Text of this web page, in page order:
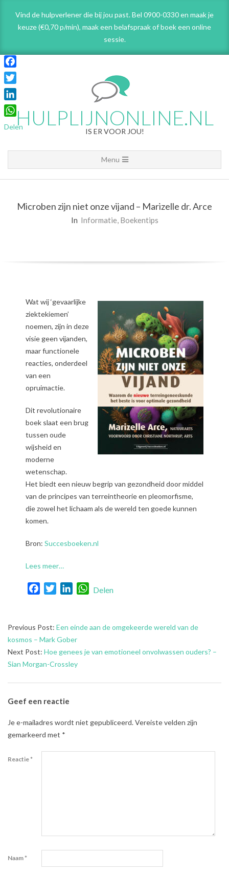
content
Vind de hulpverlener die bij jou past. Bel 0900-0330 en maak je
keuze (€0,70 p/min), maak een belafspraakof boek een online
sessie.
HULPLIJNONLINE.NL
IS ER VOOR JOU!
Navigation
Menu
Menu
Microben zijn niet onze vijand – Marizelle dr. Arce
In Informatie, Boekentips
Wat wij ‘gevaarlijke
ziektekiemen’
noemen, zijn in deze
visie geen vijanden,
maar functionele
reacties, onderdeel
van een
opruimactie.
Dit revolutionaire
boek slaat een brug
tussen oude
wijsheid en
moderne
wetenschap.
Het biedt een nieuw begrip van gezondheid door middel
van de principes van terreintheorie en pleomorfisme,
die zowel het lichaam als de wereld ten goede kunnen
komen.
Bron: Succesboeken.nl
Lees meer…
FacebookTwitterLinkedInWhatsApp
Delen
2026-
02-
12
Previous Post: Een einde aan de omgekeerde wereld van de
kosmos – Mark Gober
Next Post: Hoe genees je van emotioneel onvolwassen ouders? –
Sian Morgan-Crossley
Geef een reactie
Je e-mailadres wordt niet gepubliceerd.Vereiste velden zijn
gemarkeerd met *
Reactie*
Naam*
Facebook
Twitter
LinkedIn
WhatsApp
Delen